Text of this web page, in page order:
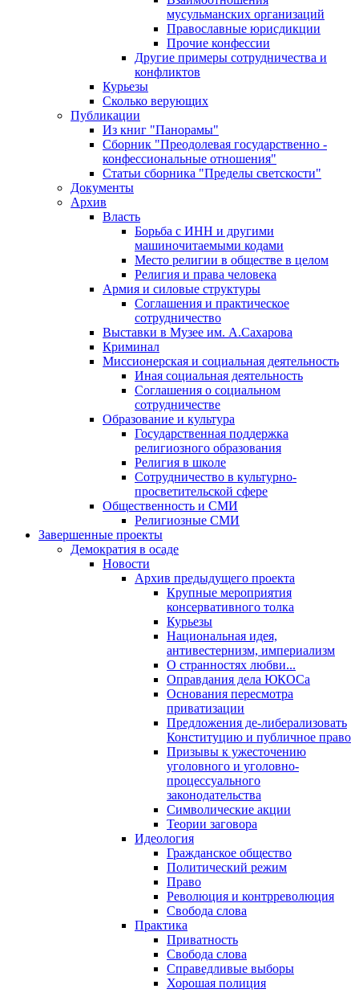
мусульманских организаций
Православные юрисдикции
Прочие конфессии
Другие примеры сотрудничества и
конфликтов
Курьезы
Сколько верующих
Публикации
Из книг "Панорамы"
Сборник "Преодолевая государственно -
конфессиональные отношения"
Статьи сборника "Пределы светскости"
Документы
Архив
Власть
Борьба с ИНН и другими
машиночитаемыми кодами
Место религии в обществе в целом
Религия и права человека
Армия и силовые структуры
Соглашения и практическое
сотрудничество
Выставки в Музее им. А.Сахарова
Криминал
Миссионерская и социальная деятельность
Иная социальная деятельность
Соглашения о социальном
сотрудничестве
Образование и культура
Государственная поддержка
религиозного образования
Религия в школе
Сотрудничество в культурно-
просветительской сфере
Общественность и СМИ
Религиозные СМИ
Завершенные проекты
Демократия в осаде
Новости
Архив предыдущего проекта
Крупные мероприятия
консервативного толка
Курьезы
Национальная идея,
антивестернизм, империализм
О странностях любви...
Оправдания дела ЮКОСа
Основания пересмотра
приватизации
Предложения де-либерализовать
Конституцию и публичное право
Призывы к ужесточению
уголовного и уголовно-
процессуального
законодательства
Символические акции
Теории заговора
Идеология
Гражданское общество
Политический режим
Право
Революция и контрреволюция
Свобода слова
Практика
Приватность
Свобода слова
Справедливые выборы
Хорошая полиция